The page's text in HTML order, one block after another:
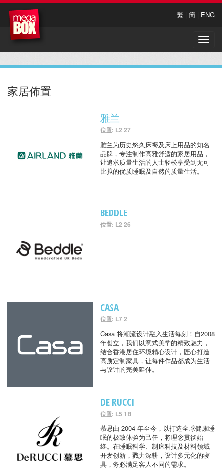
繁 | 簡 | ENG
Toggle
家居佈置
雅兰
位置: L2 27
雅兰为历史悠久床褥及床上用品的知名
品牌，专注制作高雅舒适的家居用品，
让追求质量生活的人士轻松享受到无可
比拟的优质睡眠及自然的质量生活。
BEDDLE
位置: L2 26
CASA
位置: L7 2
Casa 将潮流设计融入生活每刻！自2008
年创立，我们以意式美学的精致魅力，
结合香港居住环境精心设计，匠心打造
高质定制家具，让每件作品都成为生活
与设计的完美延伸。
DE RUCCI
位置: L5 1B
慕思由 2004 年至今，以打造全球健康睡
眠的极致体验为己任，将理念贯彻始
终。在睡眠科学、制床科技及材料领域
开发创新，戮力深耕，设计多元化的寝
具，务必满足客人不同的需求。